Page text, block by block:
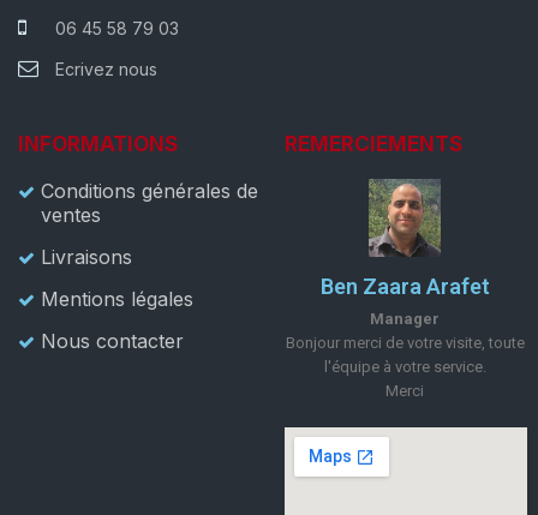
06 45 58 79 03
Ecrivez nous
INFORMATIONS
Conditions générales de
ventes
Livraisons
Mentions légales
Nous contacter
REMERCIEMENTS
Ben Zaara Arafet
Manager
Bonjour merci de votre visite, toute
l'équipe à votre service.
Merci